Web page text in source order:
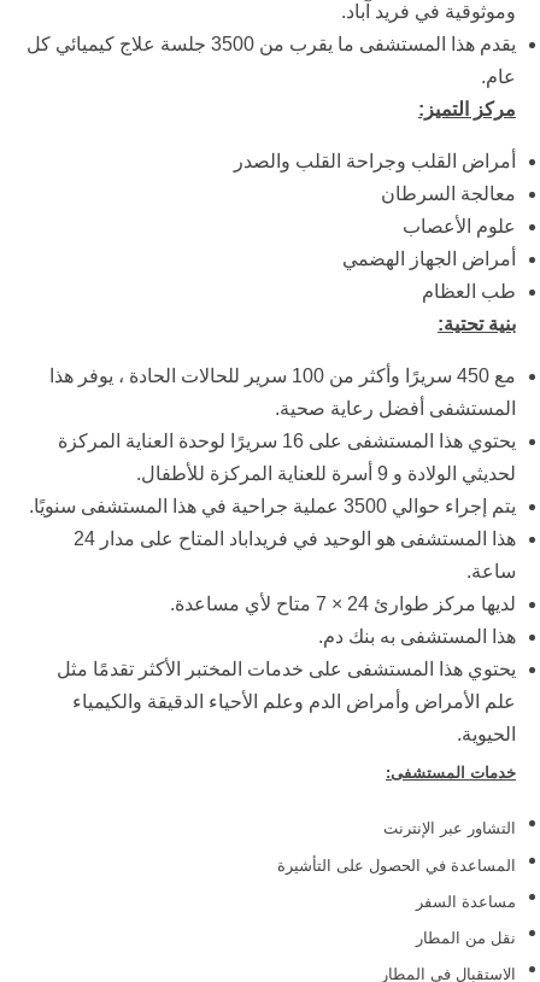
وموثوقية في فريد آباد.
يقدم هذا المستشفى ما يقرب من 3500 جلسة علاج كيميائي كل
عام.
مركز التميز:
أمراض القلب وجراحة القلب والصدر
معالجة السرطان
علوم الأعصاب
أمراض الجهاز الهضمي
طب العظام
بنية تحتية:
مع 450 سريرًا وأكثر من 100 سرير للحالات الحادة ، يوفر هذا
المستشفى أفضل رعاية صحية.
يحتوي هذا المستشفى على 16 سريرًا لوحدة العناية المركزة
لحديثي الولادة و 9 أسرة للعناية المركزة للأطفال.
يتم إجراء حوالي 3500 عملية جراحية في هذا المستشفى سنويًا.
هذا المستشفى هو الوحيد في فريداباد المتاح على مدار 24
ساعة.
لديها مركز طوارئ 24 × 7 متاح لأي مساعدة.
هذا المستشفى به بنك دم.
يحتوي هذا المستشفى على خدمات المختبر الأكثر تقدمًا مثل
علم الأمراض وأمراض الدم وعلم الأحياء الدقيقة والكيمياء
الحيوية.
خدمات المستشفى:
التشاور عبر الإنترنت
المساعدة في الحصول على التأشيرة
مساعدة السفر
نقل من المطار
الاستقبال فى المطار